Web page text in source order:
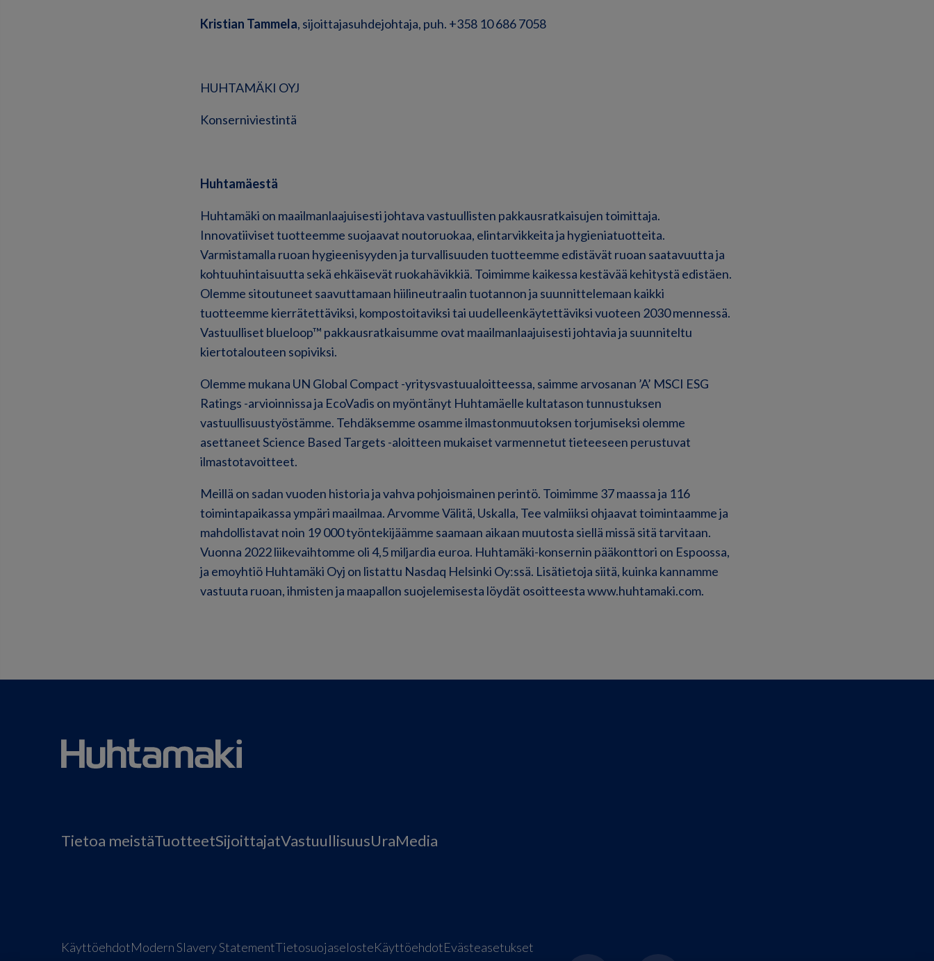
Kristian Tammela, sijoittajasuhdejohtaja, puh. +358 10 686 7058
HUHTAMÄKI OYJ
Konserniviestintä
Huhtamäestä
Huhtamäki on maailmanlaajuisesti johtava vastuullisten pakkausratkaisujen toimittaja.
Innovatiiviset tuotteemme suojaavat noutoruokaa, elintarvikkeita ja hygieniatuotteita.
Varmistamalla ruoan hygieenisyyden ja turvallisuuden tuotteemme edistävät ruoan saatavuutta ja
kohtuuhintaisuutta sekä ehkäisevät ruokahävikkiä. Toimimme kaikessa kestävää kehitystä edistäen.
Olemme sitoutuneet saavuttamaan hiilineutraalin tuotannon ja suunnittelemaan kaikki
tuotteemme kierrätettäviksi, kompostoitaviksi tai uudelleenkäytettäviksi vuoteen 2030 mennessä.
Vastuulliset blueloop™ pakkausratkaisumme ovat maailmanlaajuisesti johtavia ja suunniteltu
kiertotalouteen sopiviksi.
Olemme mukana UN Global Compact -yritysvastuualoitteessa, saimme arvosanan ’A’ MSCI ESG
Ratings -arvioinnissa ja EcoVadis on myöntänyt Huhtamäelle kultatason tunnustuksen
vastuullisuustyöstämme. Tehdäksemme osamme ilmastonmuutoksen torjumiseksi olemme
asettaneet Science Based Targets -aloitteen mukaiset varmennetut tieteeseen perustuvat
ilmastotavoitteet.
Meillä on sadan vuoden historia ja vahva pohjoismainen perintö. Toimimme 37 maassa ja 116
toimintapaikassa ympäri maailmaa. Arvomme Välitä, Uskalla, Tee valmiiksi ohjaavat toimintaamme ja
mahdollistavat noin 19 000 työntekijäämme saamaan aikaan muutosta siellä missä sitä tarvitaan.
Vuonna 2022 liikevaihtomme oli 4,5 miljardia euroa. Huhtamäki-konsernin pääkonttori on Espoossa,
ja emoyhtiö Huhtamäki Oyj on listattu Nasdaq Helsinki Oy:ssä. Lisätietoja siitä, kuinka kannamme
vastuuta ruoan, ihmisten ja maapallon suojelemisesta löydät osoitteesta www.huhtamaki.com.
Tietoa meistäTuotteetSijoittajatVastuullisuusUraMedia
KäyttöehdotModern Slavery StatementTietosuojaselosteKäyttöehdotEvästeasetukset